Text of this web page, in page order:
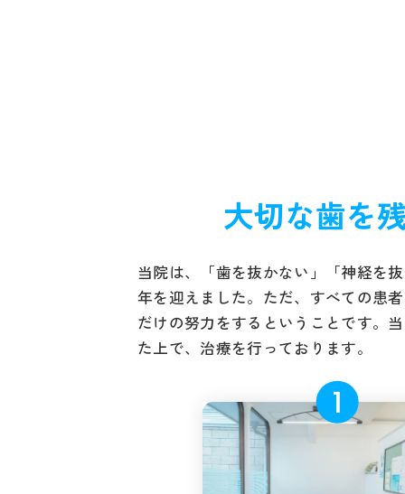
大切な歯を
当院は、「歯を抜かない」「神経を
年を迎えました。ただ、すべての患
だけの努力をするということです。
た上で、治療を行っております。